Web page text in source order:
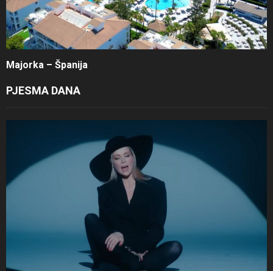
Majorka – Španija
PJESMA DANA